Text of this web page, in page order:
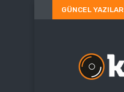
GÜNCEL YAZILAR